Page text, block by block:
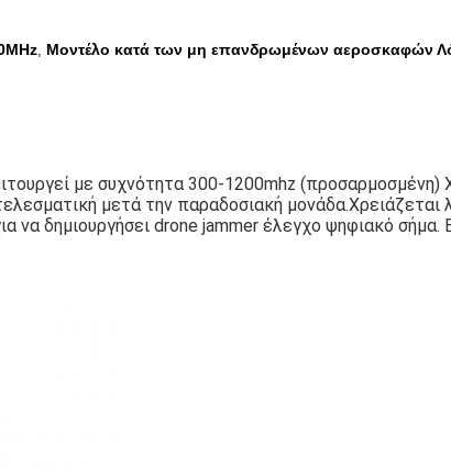
, Μοντέλο κατά των μη επανδρωμένων αεροσκαφών
με συχνότητα 300-1200mhz (προσαρμοσμένη)
μετά την παραδοσιακή μονάδα.Χρειάζεται
δημιουργήσει drone jammer έλεγχο ψηφιακό σήμα.